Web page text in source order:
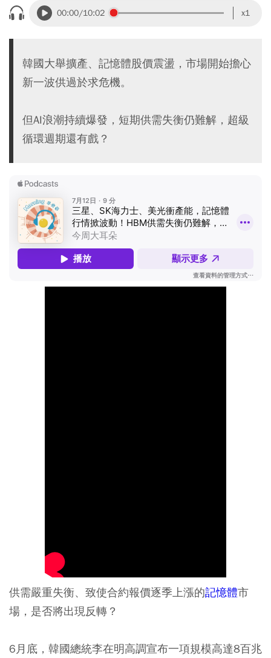
00:00/10:02 x1
韓國大舉擴產、記憶體股價震盪，市場開始擔心
新一波供過於求危機。
但AI浪潮持續爆發，短期供需失衡仍難解，超級
循環週期還有戲？
供需嚴重失衡、致使合約報價逐季上漲的記憶體市
場，是否將出現反轉？
6月底，韓國總統李在明高調宣布一項規模高達8百兆